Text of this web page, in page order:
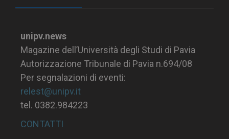
unipv.news
Magazine dell’Università degli Studi di Pavia
Autorizzazione Tribunale di Pavia n.694/08
Per segnalazioni di eventi:
relest@unipv.it
tel. 0382.984223
CONTATTI